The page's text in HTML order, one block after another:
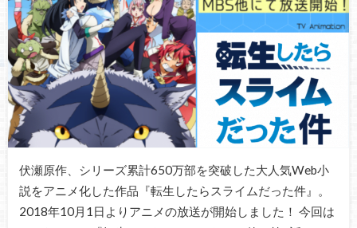
伏瀬原作、シリーズ累計650万部を突破した大人気Web小
説をアニメ化した作品『転生したらスライムだった件』。
2018年10月1日よりアニメの放送が開始しました！ 今回は